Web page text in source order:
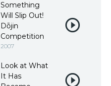
Something
Will Slip Out!
Dōjin
Competition
2007
Look at What
It Has